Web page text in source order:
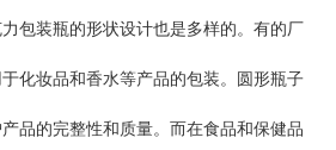
包装瓶的形状设计也是多样的。有的厂
化妆品和香水等产品的包装。圆形瓶子
品的完整性和质量。而在食品和保健品